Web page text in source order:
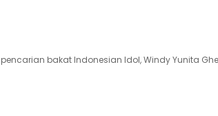
bakat Indonesian Idol, Windy Yunita